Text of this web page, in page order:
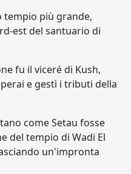
tempio più grande,
est del santuario di
fu il viceré di Kush,
e gestì i tributi della
come Setau fosse
del tempio di Wadi El
un'impronta